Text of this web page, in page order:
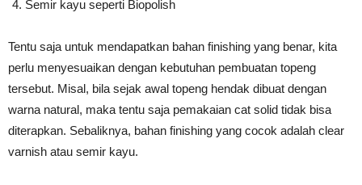
Semir kayu seperti Biopolish
Tentu saja untuk mendapatkan bahan finishing yang benar, kita
perlu menyesuaikan dengan kebutuhan pembuatan topeng
tersebut. Misal, bila sejak awal topeng hendak dibuat dengan
warna natural, maka tentu saja pemakaian cat solid tidak bisa
diterapkan. Sebaliknya, bahan finishing yang cocok adalah clear
varnish atau semir kayu.